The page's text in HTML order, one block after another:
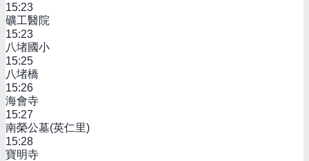
15:23
礦工醫院
15:23
八堵國小
15:25
八堵橋
15:26
海會寺
15:27
南榮公墓(英仁里)
15:28
寶明寺